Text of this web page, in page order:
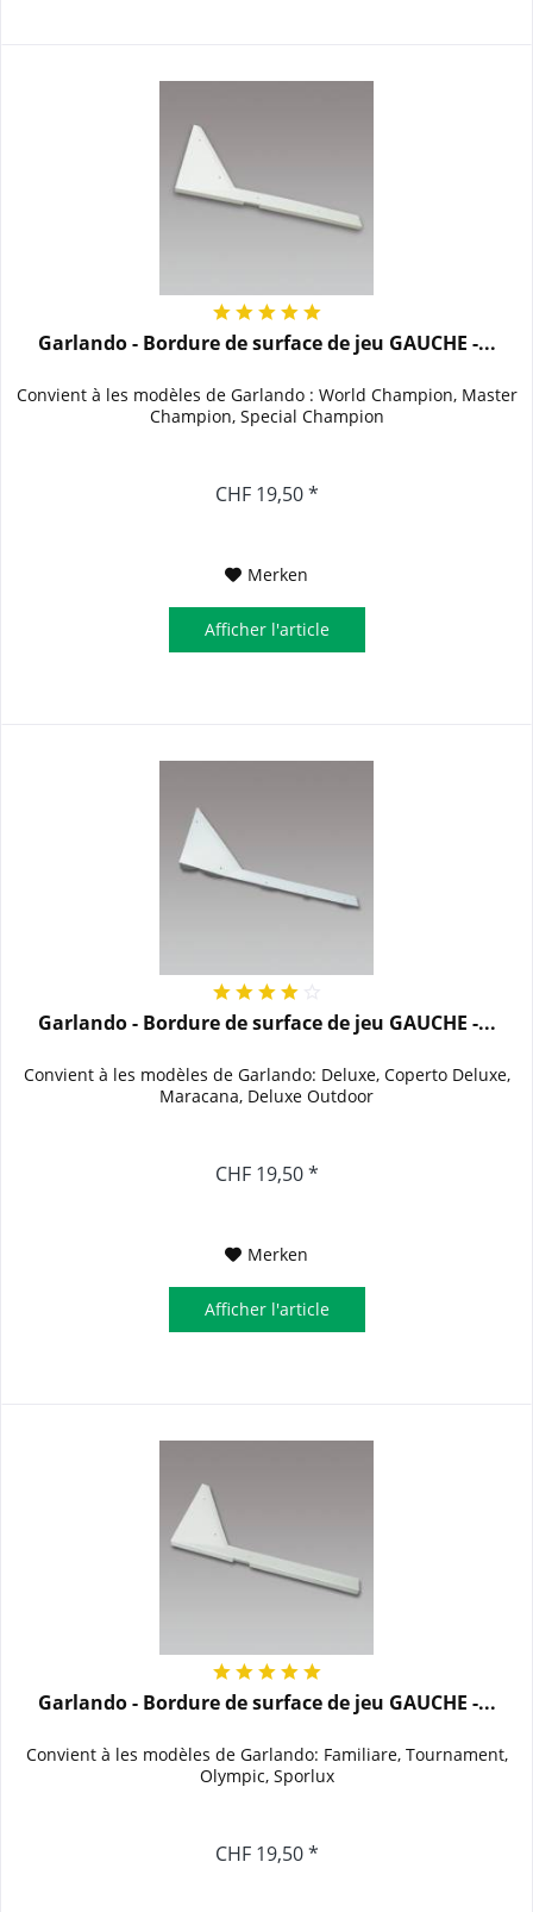
Garlando - Bordure de surface de jeu GAUCHE -...
Convient à les modèles de Garlando : World Champion, Master
Champion, Special Champion
CHF 19,50 *
Merken
Afficher l'article
Garlando - Bordure de surface de jeu GAUCHE -...
Convient à les modèles de Garlando: Deluxe, Coperto Deluxe,
Maracana, Deluxe Outdoor
CHF 19,50 *
Merken
Afficher l'article
Garlando - Bordure de surface de jeu GAUCHE -...
Convient à les modèles de Garlando: Familiare, Tournament,
Olympic, Sporlux
CHF 19,50 *